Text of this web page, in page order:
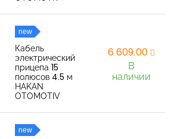
new
Кабель
электрический
прицепа 15
полюсов 4.5 м
HAKAN
OTOMOTIV
6 609,00
В
наличии
new